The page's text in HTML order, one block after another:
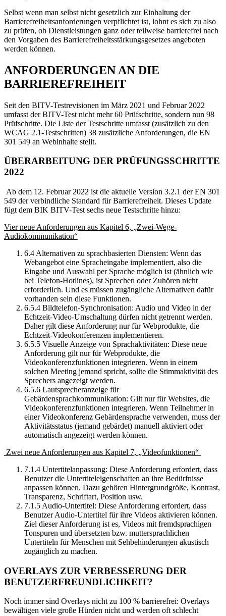
Selbst wenn man selbst nicht gesetzlich zur Einhaltung der
Barrierefreiheitsanforderungen verpflichtet ist, lohnt es sich zu also
zu prüfen, ob Dienstleistungen ganz oder teilweise barrierefrei nach
den Vorgaben des Barrierefreiheitsstärkungsgesetzes angeboten
werden können.
ANFORDERUNGEN AN DIE
BARRIEREFREIHEIT
Seit den BITV-Testrevisionen im März 2021 und Februar 2022
umfasst der BITV-Test nicht mehr 60 Prüfschritte, sondern nun 98
Prüfschritte. Die Liste der Testschritte umfasst (zusätzlich zu den
WCAG 2.1-Testschritten) 38 zusätzliche Anforderungen, die EN
301 549 an Webinhalte stellt.
ÜBERARBEITUNG DER PRÜFUNGSSCHRITTE
2022
Ab dem 12. Februar 2022 ist die aktuelle Version 3.2.1 der EN 301
549 der verbindliche Standard für Barrierefreiheit. Dieses Update
fügt dem BIK BITV-Test sechs neue Testschritte hinzu:
Vier neue Anforderungen aus Kapitel 6, „Zwei-Wege-
Audiokommunikation“
6.4 Alternativen zu sprachbasierten Diensten: Wenn das
Webangebot eine Spracheingabe implementiert, also die
Eingabe und Auswahl per Sprache möglich ist (ähnlich wie
bei Telefon-Hotlines), ist Sprechen oder Zuhören nicht
erforderlich. Und es müssen zugängliche Alternativen dafür
vorhanden sein diese Funktionen.
6.5.4 Bildtelefon-Synchronisation: Audio und Video in der
Echtzeit-Video-Umschaltung dürfen nicht getrennt werden.
Daher gilt diese Anforderung nur für Webprodukte, die
Echtzeit-Videokonferenzen implementieren.
6.5.5 Visuelle Anzeige von Sprachaktivitäten: Diese neue
Anforderung gilt nur für Webprodukte, die
Videokonferenzfunktionen integrieren. Wenn in einem
solchen Meeting jemand spricht, sollte die Stimmaktivität des
Sprechers angezeigt werden.
6.5.6 Lautsprecheranzeige für
Gebärdensprachkommunikation: Gilt nur für Websites, die
Videokonferenzfunktionen integrieren. Wenn Teilnehmer in
einer Videokonferenz Gebärdensprache verwenden, muss der
Aktivitätsstatus (jemand gebärdet) manuell aktiviert oder
automatisch angezeigt werden können.
Zwei neue Anforderungen aus Kapitel 7, „Videofunktionen“
7.1.4 Untertitelanpassung: Diese Anforderung erfordert, dass
Benutzer die Untertiteleigenschaften an ihre Bedürfnisse
anpassen können. Dazu gehören Hintergrundgröße, Kontrast,
Transparenz, Schriftart, Position usw.
7.1.5 Audio-Untertitel: Diese Anforderung erfordert, dass
Benutzer Audio-Untertitel für ihre Videos aktivieren können.
Ziel dieser Anforderung ist es, Videos mit fremdsprachigen
Tonspuren und übersetzten bzw. muttersprachlichen
Untertiteln für Menschen mit Sehbehinderungen akustisch
zugänglich zu machen.
OVERLAYS ZUR VERBESSERUNG DER
BENUTZERFREUNDLICHKEIT?
Noch immer sind Overlays nicht zu 100 % barrierefrei: Overlays
bewältigen viele große Hürden nicht und werden oft schlecht